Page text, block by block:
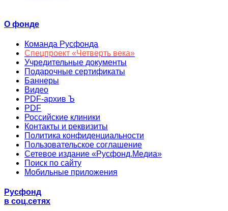
О фонде
Команда Русфонда
Спецпроект «Четверть века»
Учредительные документы
Подарочные сертификаты
Баннеры
Видео
PDF-архив Ъ
PDF
Российские клиники
Контакты и реквизиты
Политика конфиденциальности
Пользовательское соглашение
Сетевое издание «Русфонд.Медиа»
Поиск по сайту
Мобильные приложения
Русфонд
в соц.сетях